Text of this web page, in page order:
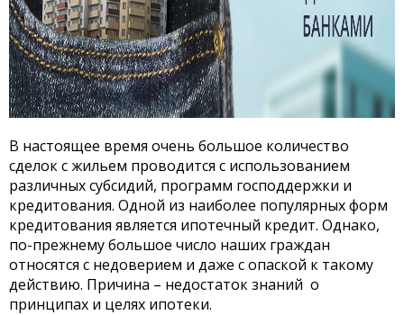
В настоящее время очень большое количество
сделок с жильем проводится с использованием
различных субсидий, программ господдержки и
кредитования. Одной из наиболее популярных форм
кредитования является ипотечный кредит. Однако,
по-прежнему большое число наших граждан
относятся с недоверием и даже с опаской к такому
действию. Причина – недостаток знаний о
принципах и целях ипотеки.